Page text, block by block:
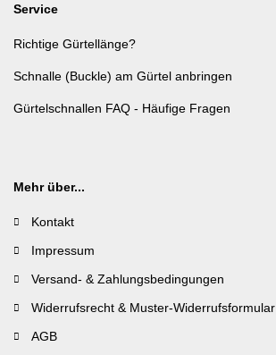
Service
Richtige Gürtellänge?
Schnalle (Buckle) am Gürtel anbringen
Gürtelschnallen FAQ - Häufige Fragen
Mehr über...
Kontakt
Impressum
Versand- & Zahlungsbedingungen
Widerrufsrecht & Muster-Widerrufsformular
AGB